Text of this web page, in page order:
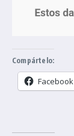
Compártelo:
Facebook